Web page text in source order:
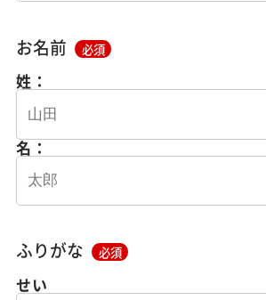
お名前 必須
姓：
名：
ふりがな 必須
せい